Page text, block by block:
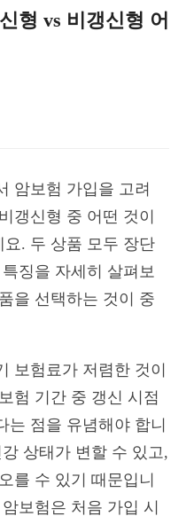
형 vs 비갱신형 어
암보험 가입을 고려
갱신형 중 어떤 것이
. 두 상품 모두 장단
징을 자세히 살펴보
을 선택하는 것이 중
보험료가 저렴한 것이
험 기간 중 갱신 시점
는 점을 유념해야 합니
상태가 변할 수 있고,
를 수 있기 때문입니
보험은 처음 가입 시